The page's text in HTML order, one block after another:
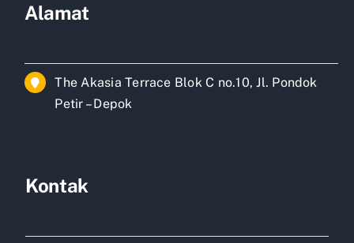
Alamat
The Akasia Terrace Blok C no.10, Jl. Pondok
Petir – Depok
Kontak